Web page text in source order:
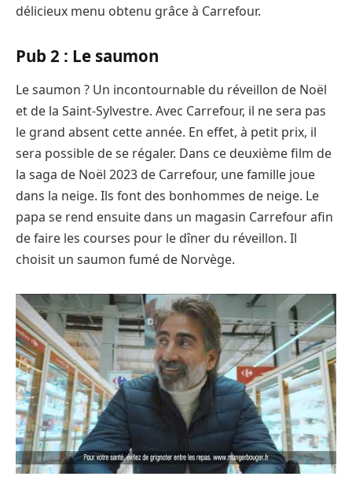
délicieux menu obtenu grâce à Carrefour.
Pub 2 : Le saumon
Le saumon ? Un incontournable du réveillon de Noël
et de la Saint-Sylvestre. Avec Carrefour, il ne sera pas
le grand absent cette année. En effet, à petit prix, il
sera possible de se régaler. Dans ce deuxième film de
la saga de Noël 2023 de Carrefour, une famille joue
dans la neige. Ils font des bonhommes de neige. Le
papa se rend ensuite dans un magasin Carrefour afin
de faire les courses pour le dîner du réveillon. Il
choisit un saumon fumé de Norvège.